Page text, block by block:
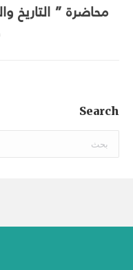
محاضرة ” التاريخ
Search